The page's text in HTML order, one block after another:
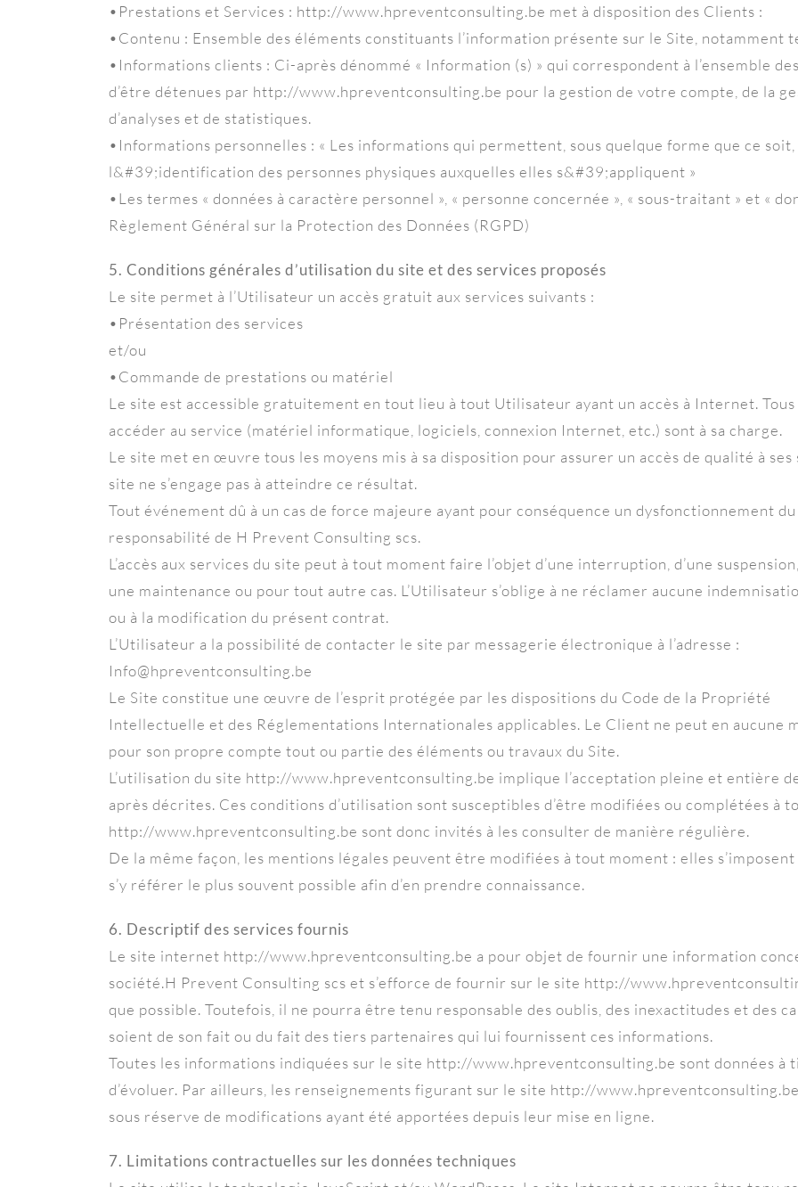
•Prestations et Services : http://www.hpreventconsulting.be met à disposition des Clients :
•Contenu : Ensemble des éléments constituants l’information présente sur le Site, notamment
•Informations clients : Ci-après dénommé « Information (s) » qui correspondent à l’ensemble
d’être détenues par http://www.hpreventconsulting.be pour la gestion de votre compte, de la
d’analyses et de statistiques.
•Informations personnelles : « Les informations qui permettent, sous quelque forme que ce
l&#39;identification des personnes physiques auxquelles elles s&#39;appliquent »
•Les termes « données à caractère personnel », « personne concernée », « sous-traitant » et «
Règlement Général sur la Protection des Données (RGPD)
5. Conditions générales d’utilisation du site et des services proposés
Le site permet à l’Utilisateur un accès gratuit aux services suivants :
•Présentation des services
et/ou
•Commande de prestations ou matériel
Le site est accessible gratuitement en tout lieu à tout Utilisateur ayant un accès à Internet.
accéder au service (matériel informatique, logiciels, connexion Internet, etc.) sont à sa charge.
Le site met en œuvre tous les moyens mis à sa disposition pour assurer un accès de qualité à
site ne s’engage pas à atteindre ce résultat.
Tout événement dû à un cas de force majeure ayant pour conséquence un dysfonctionnement du
responsabilité de H Prevent Consulting scs.
L’accès aux services du site peut à tout moment faire l’objet d’une interruption, d’une
une maintenance ou pour tout autre cas. L’Utilisateur s’oblige à ne réclamer aucune
ou à la modification du présent contrat.
L’Utilisateur a la possibilité de contacter le site par messagerie électronique à l’adresse :
Info@hpreventconsulting.be
Le Site constitue une œuvre de l’esprit protégée par les dispositions du Code de la Propriété
Intellectuelle et des Réglementations Internationales applicables. Le Client ne peut en
pour son propre compte tout ou partie des éléments ou travaux du Site.
L’utilisation du site http://www.hpreventconsulting.be implique l’acceptation pleine et entière
après décrites. Ces conditions d’utilisation sont susceptibles d’être modifiées ou complétées à
http://www.hpreventconsulting.be sont donc invités à les consulter de manière régulière.
De la même façon, les mentions légales peuvent être modifiées à tout moment : elles
s’y référer le plus souvent possible afin d’en prendre connaissance.
6. Descriptif des services fournis
Le site internet http://www.hpreventconsulting.be a pour objet de fournir une information
société.H Prevent Consulting scs et s’efforce de fournir sur le site http://
que possible. Toutefois, il ne pourra être tenu responsable des oublis, des inexactitudes et des
soient de son fait ou du fait des tiers partenaires qui lui fournissent ces informations.
Toutes les informations indiquées sur le site http://www.hpreventconsulting.be sont données
d’évoluer. Par ailleurs, les renseignements figurant sur le site http://
sous réserve de modifications ayant été apportées depuis leur mise en ligne.
7. Limitations contractuelles sur les données techniques